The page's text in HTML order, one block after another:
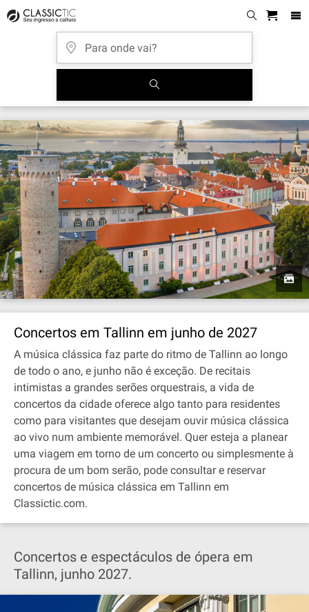
Concertos em Tallinn em junho de 2027
A música clássica faz parte do ritmo de Tallinn ao longo
de todo o ano, e junho não é exceção. De recitais
intimistas a grandes serões orquestrais, a vida de
concertos da cidade oferece algo tanto para residentes
como para visitantes que desejam ouvir música clássica
ao vivo num ambiente memorável. Quer esteja a planear
uma viagem em torno de um concerto ou simplesmente à
procura de um bom serão, pode consultar e reservar
concertos de música clássica em Tallinn em
Classictic.com.
Concertos e espectáculos de ópera em
Tallinn, junho 2027.